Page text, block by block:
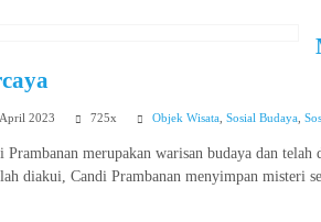
2023 725x Objek Wisata Sosial Budaya
Prambanan merupakan warisan budaya dan
diakui, Candi Prambanan menyimpan misteri